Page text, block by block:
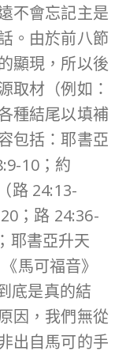
不會忘記主是
。由於前八節
顯現，所以後
取材（例如：
種結尾以填補
包括：耶書亞
10；約
路 24:13-
；路 24:36-
耶書亞升天
馬可福音》
底是真的結
因，我們無從
出自馬可的手